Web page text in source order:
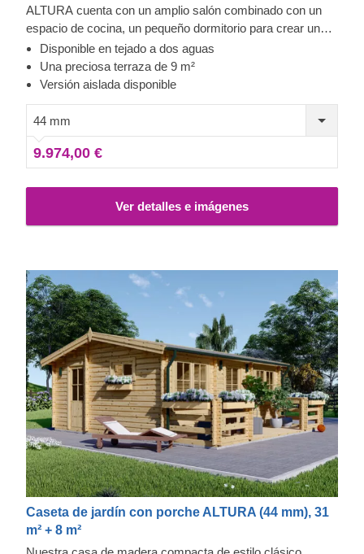
ALTURA cuenta con un amplio salón combinado con un
espacio de cocina, un pequeño dormitorio para crear una
zona de descanso independiente y un espacio de baño
funcional. Gracias a su disposición en una sola planta,
ALTURA es una excelente opción para las familias con
Además, su preciosa terraza de 9 m² es perfecta para
celebrar deliciosas comidas en familia y pasar buenos
momentos juntos al aire libre. Para su mayor comodidad,
también se encuentra disponible una versión aislada de
este modelo.
Disponible en tejado a dos aguas
Una preciosa terraza de 9 m²
Versión aislada disponible
44 mm
9.974,00 €
Ver detalles e imágenes
Caseta de jardín con porche ALTURA (44 mm), 31
m² + 8 m²